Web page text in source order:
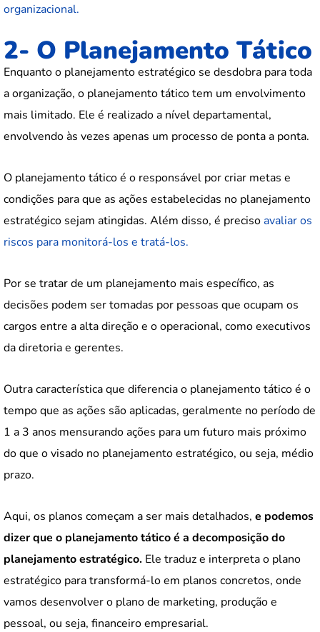
organizacional.
2- O Planejamento Tático
Enquanto o planejamento estratégico se desdobra para toda
a organização, o planejamento tático tem um envolvimento
mais limitado. Ele é realizado a nível departamental,
envolvendo às vezes apenas um processo de ponta a ponta.
O planejamento tático é o responsável por criar metas e
condições para que as ações estabelecidas no planejamento
estratégico sejam atingidas. Além disso, é precisoavaliar os
riscos para monitorá-los e tratá-los.
Por se tratar de um planejamento mais específico, as
decisões podem ser tomadas por pessoas que ocupam os
cargos entre a alta direção e o operacional, como executivos
da diretoria e gerentes.
Outra característica que diferencia o planejamento tático é o
tempo que as ações são aplicadas, geralmente no período de
1 a 3 anos mensurando ações para um futuro mais próximo
do que o visado no planejamento estratégico, ou seja, médio
prazo.
Aqui, os planos começam a ser mais detalhados, e podemos
dizer que o planejamento tático é a decomposição do
planejamento estratégico. Ele traduz e interpreta o plano
estratégico para transformá-lo em planos concretos, onde
vamos desenvolver o plano de marketing, produção e
pessoal, ou seja, financeiro empresarial.